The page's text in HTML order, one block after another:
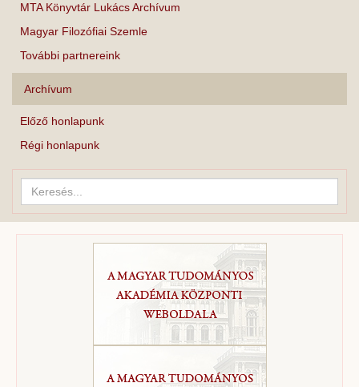
MTA Könyvtár Lukács Archívum
Magyar Filozófiai Szemle
További partnereink
Archívum
Előző honlapunk
Régi honlapunk
Keresés...